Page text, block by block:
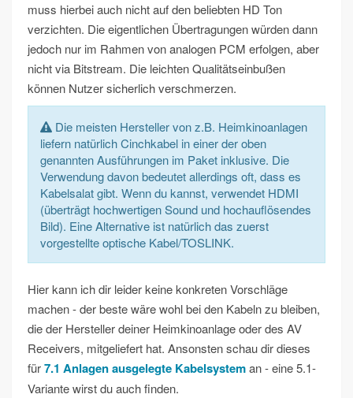
muss hierbei auch nicht auf den beliebten HD Ton
verzichten. Die eigentlichen Übertragungen würden dann
jedoch nur im Rahmen von analogen PCM erfolgen, aber
nicht via Bitstream. Die leichten Qualitätseinbußen
können Nutzer sicherlich verschmerzen.
Die meisten Hersteller von z.B. Heimkinoanlagen
liefern natürlich Cinchkabel in einer der oben
genannten Ausführungen im Paket inklusive. Die
Verwendung davon bedeutet allerdings oft, dass es
Kabelsalat gibt. Wenn du kannst, verwendet HDMI
(überträgt hochwertigen Sound und hochauflösendes
Bild). Eine Alternative ist natürlich das zuerst
vorgestellte optische Kabel/TOSLINK.
Hier kann ich dir leider keine konkreten Vorschläge
machen - der beste wäre wohl bei den Kabeln zu bleiben,
die der Hersteller deiner Heimkinoanlage oder des AV
Receivers, mitgeliefert hat. Ansonsten schau dir dieses
für7.1 Anlagen ausgelegte Kabelsysteman - eine 5.1-
Variante wirst du auch finden.